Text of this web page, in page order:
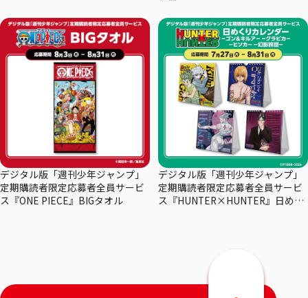
デジタル版「週刊少年ジャンプ」
定期購読者限定応募者全員サービ
ス『ONE PIECE』BIGタオル
デジタル版「週刊少年ジャンプ」
定期購読者限定応募者全員サービ
ス『HUNTER×HUNTER』日めく